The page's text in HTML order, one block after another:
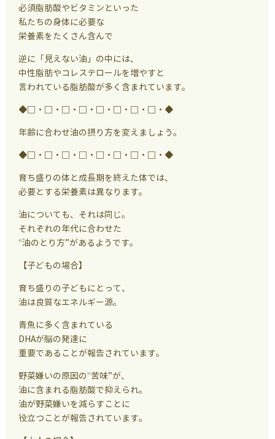
必須脂肪酸やビタミンといった
私たちの身体に必要な
栄養素をたくさん含んで
逆に「見えない油」の中には、
中性脂肪やコレステロールを増やすと
言われている脂肪酸が多く含まれています。
◆□・□・□・□・□・□・□・□・◆
年齢に合わせ油の摂り方を変えましょう。
◆□・□・□・□・□・□・□・□・◆
育ち盛りの体と成長期を終えた体では、
必要とする栄養素は異なります。
油についても、それは同じ。
それぞれの年代に合わせた
“油のとり方”があるようです。
【子どもの場合】
育ち盛りの子どもにとって、
油は良質なエネルギー源。
青魚に多く含まれている
DHAが脳の発達に
重要であることが報告されています。
野菜嫌いの原因の“苦味”が、
油に含まれる脂肪酸で抑えられ。
油が野菜嫌いを減らすことに
役立つことが報告されています。